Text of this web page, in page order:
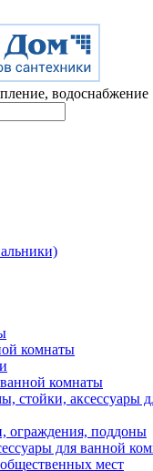
водоснабжение
комнаты
комнаты
стойки, аксессуары
ограждения, поддоны
для ванной
мест